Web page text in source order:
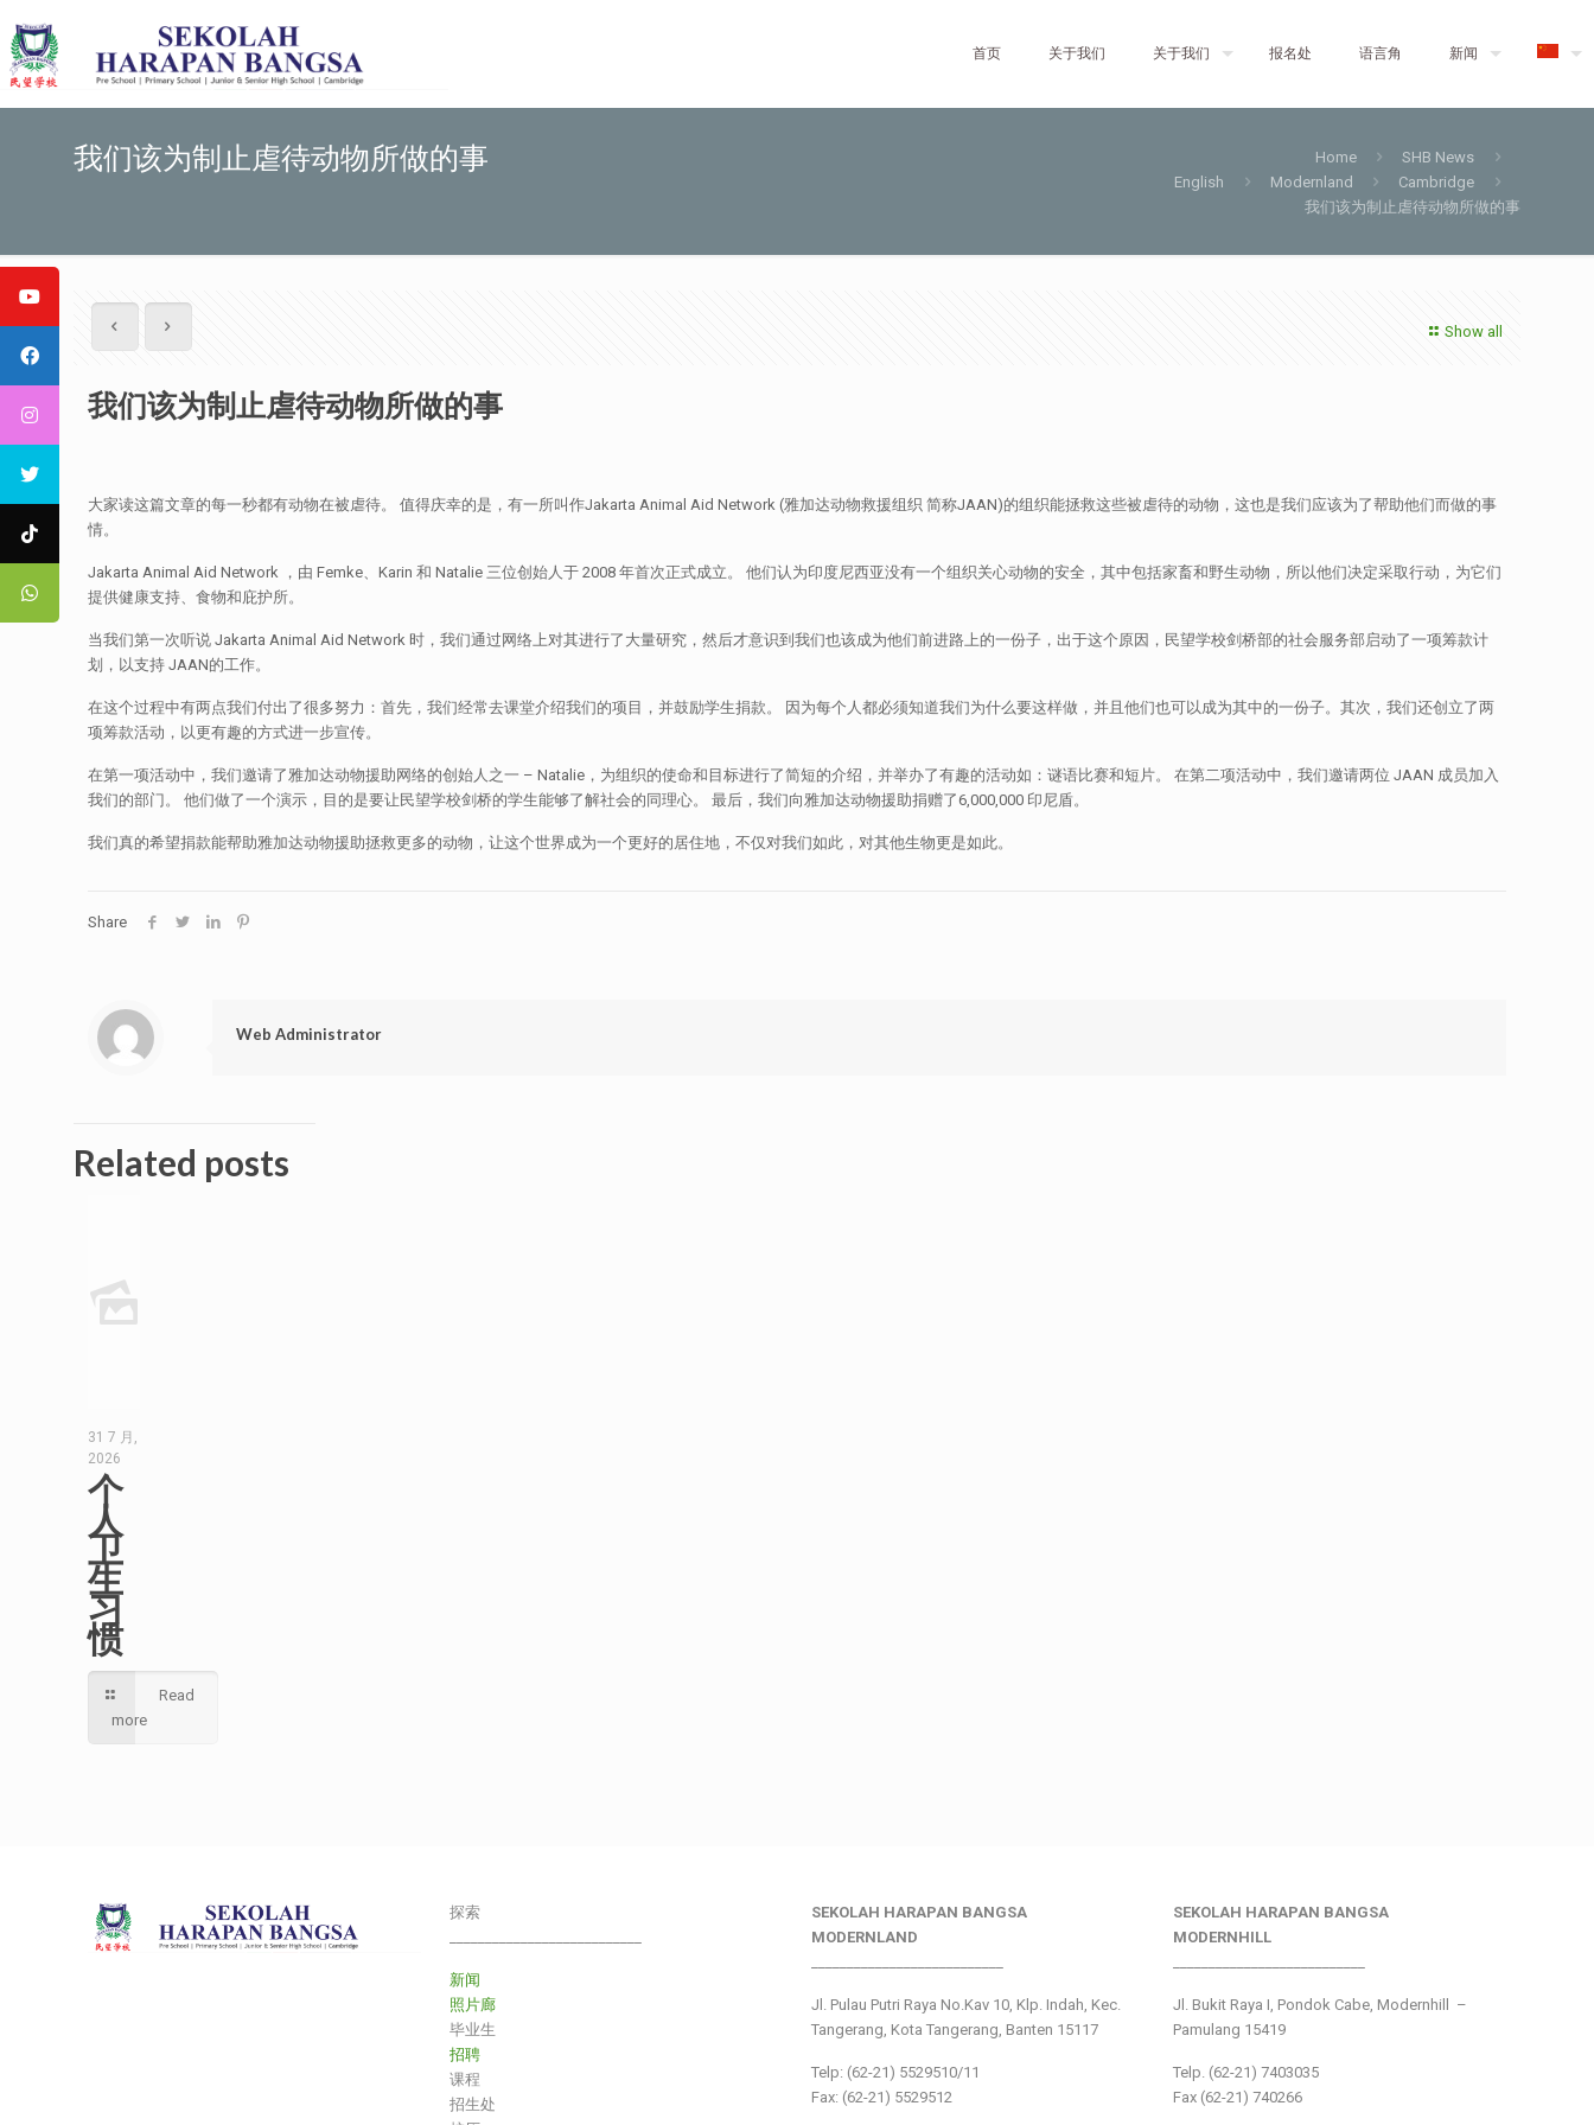
首页 关于我们 关于我们 报名处 语言角 新闻
我们该为制止虐待动物所做的事 Home
SHB News
English
Modernland
Cambridge
我们该为制止虐待动物所做的事
Show all
我们该为制止虐待动物所做的事
大家读这篇文章的每一秒都有动物在被虐待。 值得庆幸的是，有一所叫作Jakarta Animal Aid Network (雅加达动物救援组织 简称JAAN)的组织能拯救这些被虐待的动物，这也是我们应该为了帮助他们而做的事
情。
Jakarta Animal Aid Network ，由 Femke、Karin 和 Natalie 三位创始人于 2008 年首次正式成立。 他们认为印度尼西亚没有一个组织关心动物的安全，其中包括家畜和野生动物，所以他们决定采取行动，为它们
提供健康支持、食物和庇护所。
当我们第一次听说 Jakarta Animal Aid Network 时，我们通过网络上对其进行了大量研究，然后才意识到我们也该成为他们前进路上的一份子，出于这个原因，民望学校剑桥部的社会服务部启动了一项筹款计
划，以支持 JAAN的工作。
在这个过程中有两点我们付出了很多努力：首先，我们经常去课堂介绍我们的项目，并鼓励学生捐款。 因为每个人都必须知道我们为什么要这样做，并且他们也可以成为其中的一份子。其次，我们还创立了两
项筹款活动，以更有趣的方式进一步宣传。
在第一项活动中，我们邀请了雅加达动物援助网络的创始人之一 – Natalie，为组织的使命和目标进行了简短的介绍，并举办了有趣的活动如：谜语比赛和短片。 在第二项活动中，我们邀请两位 JAAN 成员加入
我们的部门。 他们做了一个演示，目的是要让民望学校剑桥的学生能够了解社会的同理心。 最后，我们向雅加达动物援助捐赠了6,000,000 印尼盾。
我们真的希望捐款能帮助雅加达动物援助拯救更多的动物，让这个世界成为一个更好的居住地，不仅对我们如此，对其他生物更是如此。
Share
Web Administrator
Related posts
31 7 月,
2026
个
人
卫
生
习
惯
Read
more
探索
新闻
照片廊
毕业生
招聘
课程
招生处
SEKOLAH HARAPAN BANGSA
MODERNLAND
Jl. Pulau Putri Raya No.Kav 10, Klp. Indah, Kec.
Tangerang, Kota Tangerang, Banten 15117
Telp: (62-21) 5529510/11
Fax: (62-21) 5529512
SEKOLAH HARAPAN BANGSA
MODERNHILL
Jl. Bukit Raya I, Pondok Cabe, Modernhill –
Pamulang 15419
Telp. (62-21) 7403035
Fax (62-21) 740266